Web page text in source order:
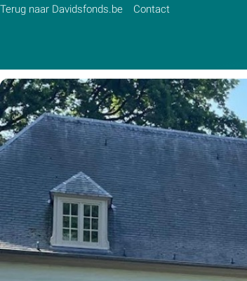
Terug naar Davidsfonds.be Contact
Zoek:
Zoeken